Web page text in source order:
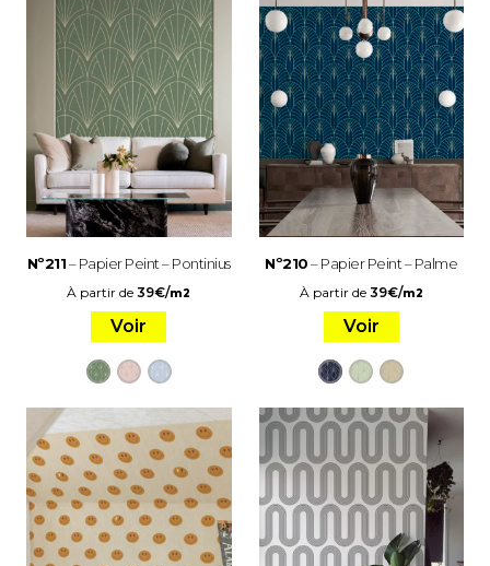
Nº211– Papier Peint – Pontinius
À partir de39€/m2
Voir
Nº210– Papier Peint – Palme
À partir de 39€/m2
Voir